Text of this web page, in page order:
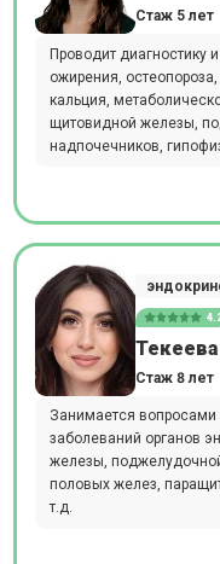
Стаж 5 лет
Проводит диагностику
ожирения,
кальция,
щитовидной железы,
надпочечников,
Стаж 8 лет
Занимается вопросами
заболеваний органов
железы,
половых желез,
т.д.